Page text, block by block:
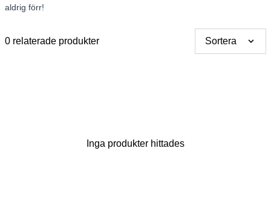
aldrig förr!
0 relaterade produkter Sortera
Inga produkter hittades
Vårt team kommer nu att